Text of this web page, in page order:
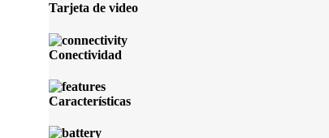
Tarjeta de video
Conectividad
Características